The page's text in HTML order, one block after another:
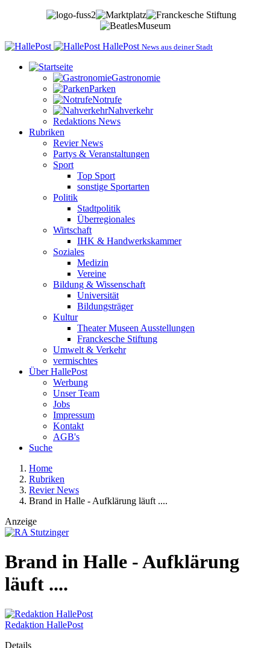
HallePost News aus deiner Stadt
Gastronomie
Parken
Notrufe
Nahverkehr
Redaktions News
Rubriken
Revier News
Partys & Veranstaltungen
Sport
Top Sport
sonstige Sportarten
Politik
Stadtpolitik
Überregionales
Wirtschaft
IHK & Handwerkskammer
Soziales
Medizin
Vereine
Bildung & Wissenschaft
Universität
Bildungsträger
Kultur
Theater Museen Ausstellungen
Franckesche Stiftung
Umwelt & Verkehr
vermischtes
Über HallePost
Werbung
Unser Team
Jobs
Impressum
Kontakt
AGB's
Suche
Home
Rubriken
Revier News
Brand in Halle - Aufklärung läuft ....
Anzeige
Brand in Halle - Aufklärung
läuft ....
Redaktion HallePost
Details